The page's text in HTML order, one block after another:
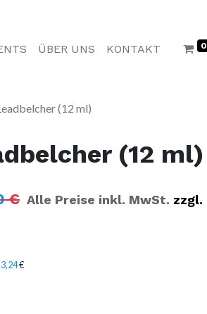
ÜBER UNS KONTAKT 0
(12 ml)
(12 ml)
€ Alle Preise inkl. MwSt. zzgl.
3,24€